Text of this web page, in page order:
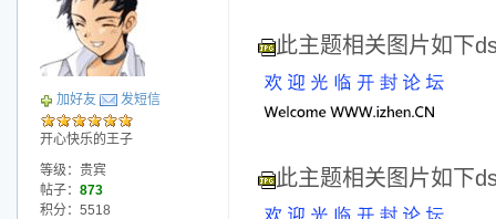
加好友 发短信
开心快乐的王子
等级：贵宾
帖子： 873
积分：5518
此主题相关图片如下
此主题相关图片如下